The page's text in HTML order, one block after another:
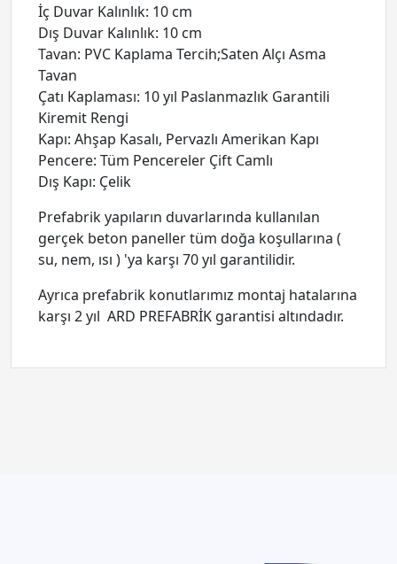
İç Duvar Kalınlık: 10 cm
Dış Duvar Kalınlık: 10 cm
Tavan: PVC Kaplama Tercih;Saten Alçı Asma
Tavan
Çatı Kaplaması: 10 yıl Paslanmazlık Garantili
Kiremit Rengi
Kapı: Ahşap Kasalı, Pervazlı Amerikan Kapı
Pencere: Tüm Pencereler Çift Camlı
Dış Kapı: Çelik
Prefabrik yapıların duvarlarında kullanılan
gerçek beton paneller tüm doğa koşullarına (
su, nem, ısı ) 'ya karşı 70 yıl garantilidir.
Ayrıca prefabrik konutlarımız montaj hatalarına
karşı 2 yıl ARD PREFABRİK garantisi altındadır.